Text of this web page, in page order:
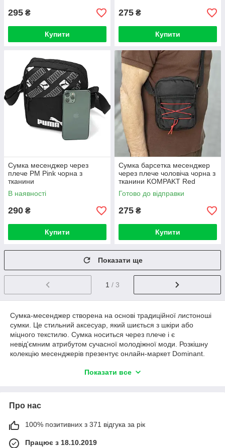
295 ₴
Купити
275 ₴
Купити
Сумка месенджер через
плече PM Pink чорна з
тканини
В наявності
290 ₴
Купити
Сумка барсетка месенджер
через плече чоловіча чорна з
тканини KOMPAKT Red
молодіжна
Готово до відправки
275 ₴
Купити
Показати ще
1 / 3
Сумка-месенджер створена на основі традиційної листоноші
сумки. Це стильний аксесуар, який шиється з шкіри або
міцного текстилю. Сумка носиться через плече і є
невід'ємним атрибутом сучасної молодіжної моди. Розкішну
колекцію месенджерів презентує онлайн-маркет Dominant.
месенджерів. Це - виконані в стриманому стилі вироби з
текстильні бежеві сумки з шкіряними ременями-застібками.
фурнітури - родзинка привабливих моделей. Сумки з міцними
Показати все
Про нас
100% позитивних з 371 відгука за рік
Працює з 18.10.2019